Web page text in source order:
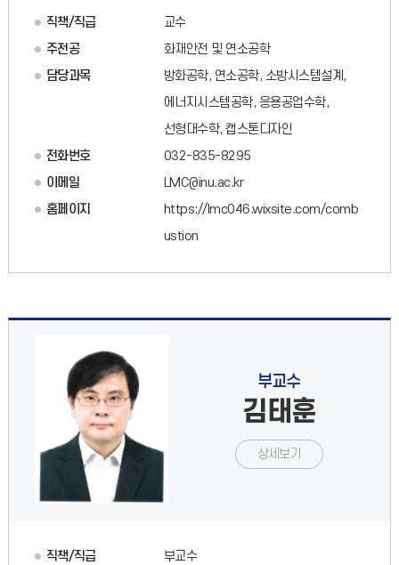
직책/직급
교수
주전공
화재안전 및 연소공학
담당과목
방화공학, 연소공학, 소방시스템설계,
에너지시스템공학, 응용공업수학,
선형대수학, 캡스톤디자인
전화번호
032-835-8295
이메일
LMC@inu.ac.kr
홈페이지
https://lmc046.wixsite.com/comb
ustion
부교수
김태훈
상세보기
직책/직급
부교수